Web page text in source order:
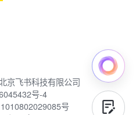
京飞书科技有限公司
号-4
号